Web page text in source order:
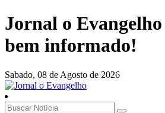
Jornal o
bem informado!
Sabado, 08 de Agosto de 2026